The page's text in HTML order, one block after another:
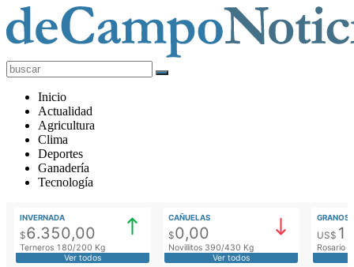
deCampoNoticias
Actualidad
Agropecuaria
Inicio
Actualidad
Agricultura
Clima
Deportes
Ganadería
Tecnología
INVERNADA
$6.350,00
Terneros 180/200 Kg
Ver todos
CAÑUELAS
$0,00
Novillitos 390/430 Kg
Ver todos
GRANOS
US$
Rosario